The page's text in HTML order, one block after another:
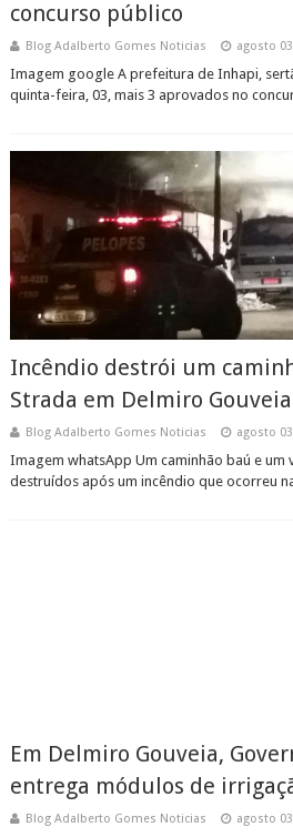
concurso público
Blog Adalberto Gomes Noticias agosto
Imagem google A prefeitura de Inhapi,
quinta-feira, 03, mais 3 aprovados no
Incêndio destrói um
Strada em Delmiro Gouveia
Blog Adalberto Gomes Noticias agosto
Imagem whatsApp Um caminhão baú e um
destruídos após um incêndio que ocorreu
Em Delmiro Gouveia,
entrega módulos de
Blog Adalberto Gomes Noticias agosto